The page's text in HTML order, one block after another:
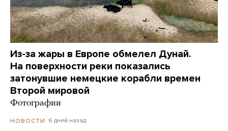
Из-за жары в Европе обмелел Дунай.
На поверхности реки показались
затонувшие немецкие корабли времен
Второй мировой
Фотографии
НОВОСТИ 6 дней назад